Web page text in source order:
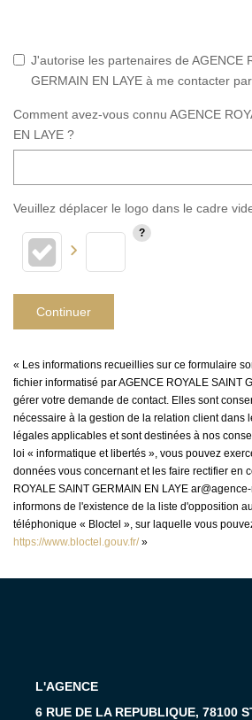
J'autorise les partenaires de AGENCE
GERMAIN EN LAYE à me contacter
Comment avez-vous connu AGENCE
EN LAYE ?
Veuillez déplacer le logo dans le cadre
Continuer
« Les informations recueillies sur ce formulaire
fichier informatisé par AGENCE ROYALE SAINT
gérer votre demande de contact. Elles sont
nécessaire à la gestion de la relation client dans
légales applicables et sont destinées à nos
loi « informatique et libertés », vous pouvez
données vous concernant et les faire rectifier en
ROYALE SAINT GERMAIN EN LAYE
informons de l'existence de la liste d'opposition
téléphonique « Bloctel », sur laquelle vous
https://www.bloctel.gouv.fr/»
L'AGENCE
6 RUE DE LA REPUBLIQUE, 78100